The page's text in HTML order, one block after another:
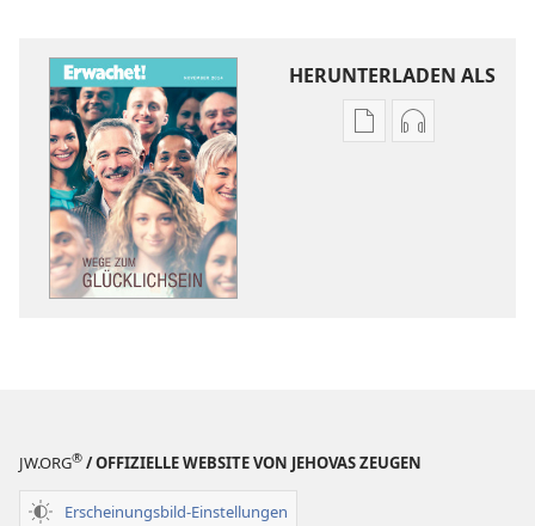
HERUNTERLADEN ALS
JW.ORG® / OFFIZIELLE WEBSITE VON JEHOVAS ZEUGEN
Erscheinungsbild-Einstellungen